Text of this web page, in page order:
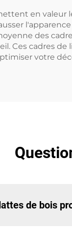
en
des
Ces cadres
votre
de bois